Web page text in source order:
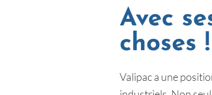
Avec
choses !
Valipac a une